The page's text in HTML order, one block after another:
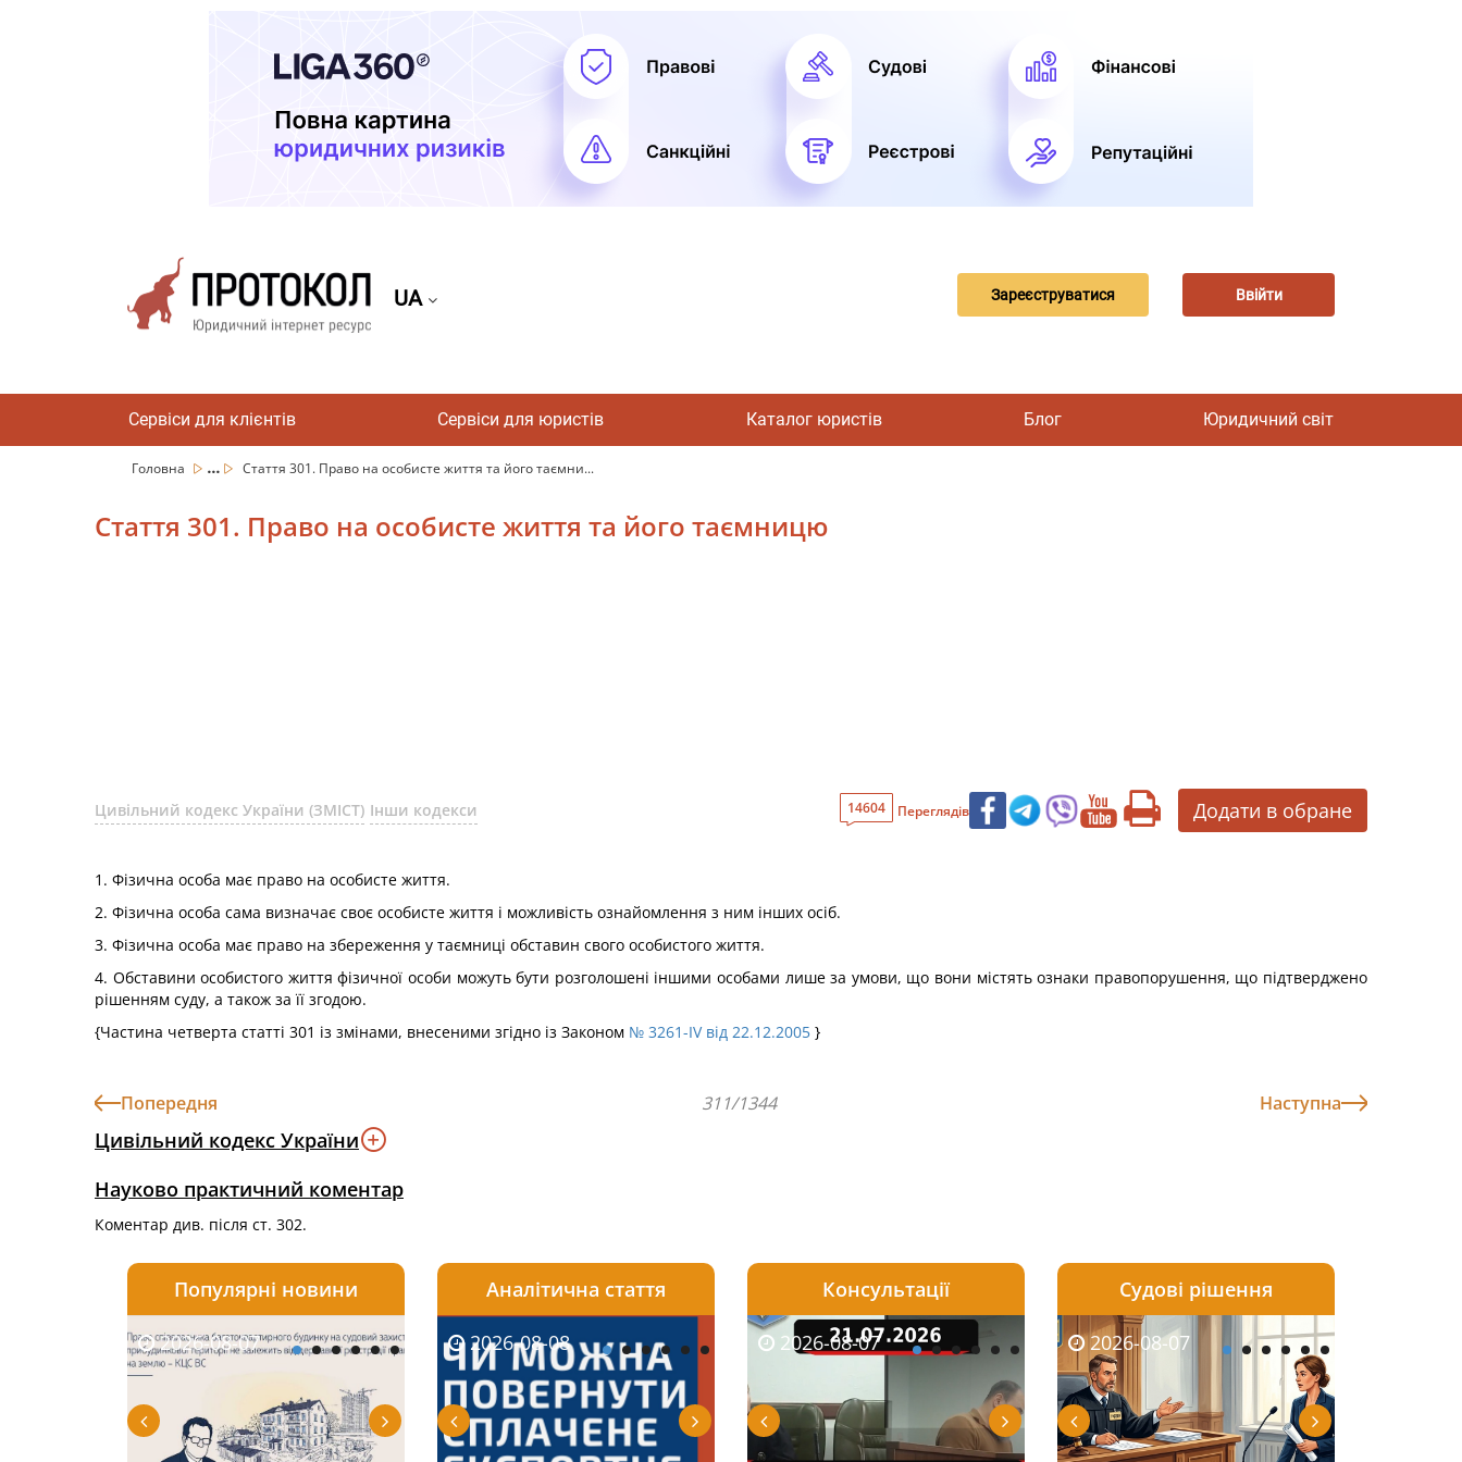
UA Зареєструватися Ввійти
Сервіси для клієнтів Сервіси для юристів Каталог юристів Блог Юридичний світ
Головна ... Стаття 301. Право на особисте життя та його таємни...
Стаття 301. Право на особисте життя та його таємницю
Цивільний кодекс України (ЗМІСТ) Інши кодекси 14604 Переглядів Додати в обране
1. Фізична особа має право на особисте життя.
2. Фізична особа сама визначає своє особисте життя і можливість ознайомлення з ним інших осіб.
3. Фізична особа має право на збереження у таємниці обставин свого особистого життя.
4. Обставини особистого життя фізичної особи можуть бути розголошені іншими особами лише за умови, що вони містять ознаки правопорушення, що підтверджено
рішенням суду, а також за її згодою.
{Частина четверта статті 301 із змінами, внесеними згідно із Законом № 3261-IV від 22.12.2005 }
Попередня 311/1344 Наступна
Цивільний кодекс України
Науково практичний коментар
Коментар див. після ст. 302.
Популярні новини
2026-08-07 2026-08-06 2026-08-06 2026-08-06 2026-08-05
Аналітична стаття
2026-08-03 2026-08-08 2026-08-07 2026-08-04 2026-08-04
Консультації
2026-05-25 2026-08-07 2026-07-03 2026-06-08
Судові рішення
2026-07-30 2026-08-07